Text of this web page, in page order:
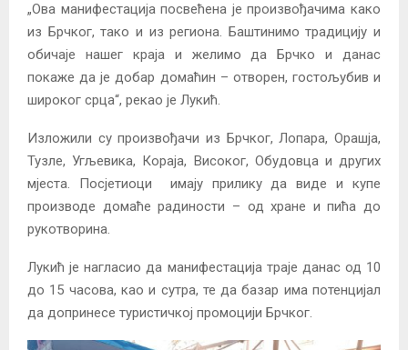
„Ова манифестација посвећена је произвођачима како
из Брчког, тако и из региона. Баштинимо традицију и
обичаје нашег краја и желимо да Брчко и данас
покаже да је добар домаћин – отворен, гостољубив и
широког срца“, рекао је Лукић.
Изложили су произвођачи из Брчког, Лопара, Орашја,
Тузле, Угљевика, Кораја, Високог, Обудовца и других
мјеста. Посјетиоци имају прилику да виде и купе
производе домаће радиности – од хране и пића до
рукотворина.
Лукић је нагласио да манифестација траје данас од 10
до 15 часова, као и сутра, те да базар има потенцијал
да допринесе туристичкој промоцији Брчког.